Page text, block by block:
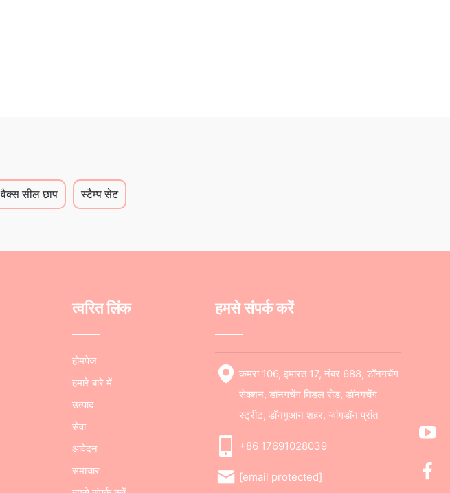
वैक्स सील छाप स्टैम्प सेट
त्वरित लिंक
होमपेज
हमारे बारे में
उत्पाद
सेवा
आवेदन
समाचार
हमसे संपर्क करें
कमरा 106, इमारत 17, नंबर 688, डॉनगचेंग
सेक्शन, डॉनगचेंग मिडल रोड, डॉनगचेंग
स्ट्रीट, डॉनगुआन शहर, ग्वांगडॉन प्रांत
+86 17691028039
[email protected]